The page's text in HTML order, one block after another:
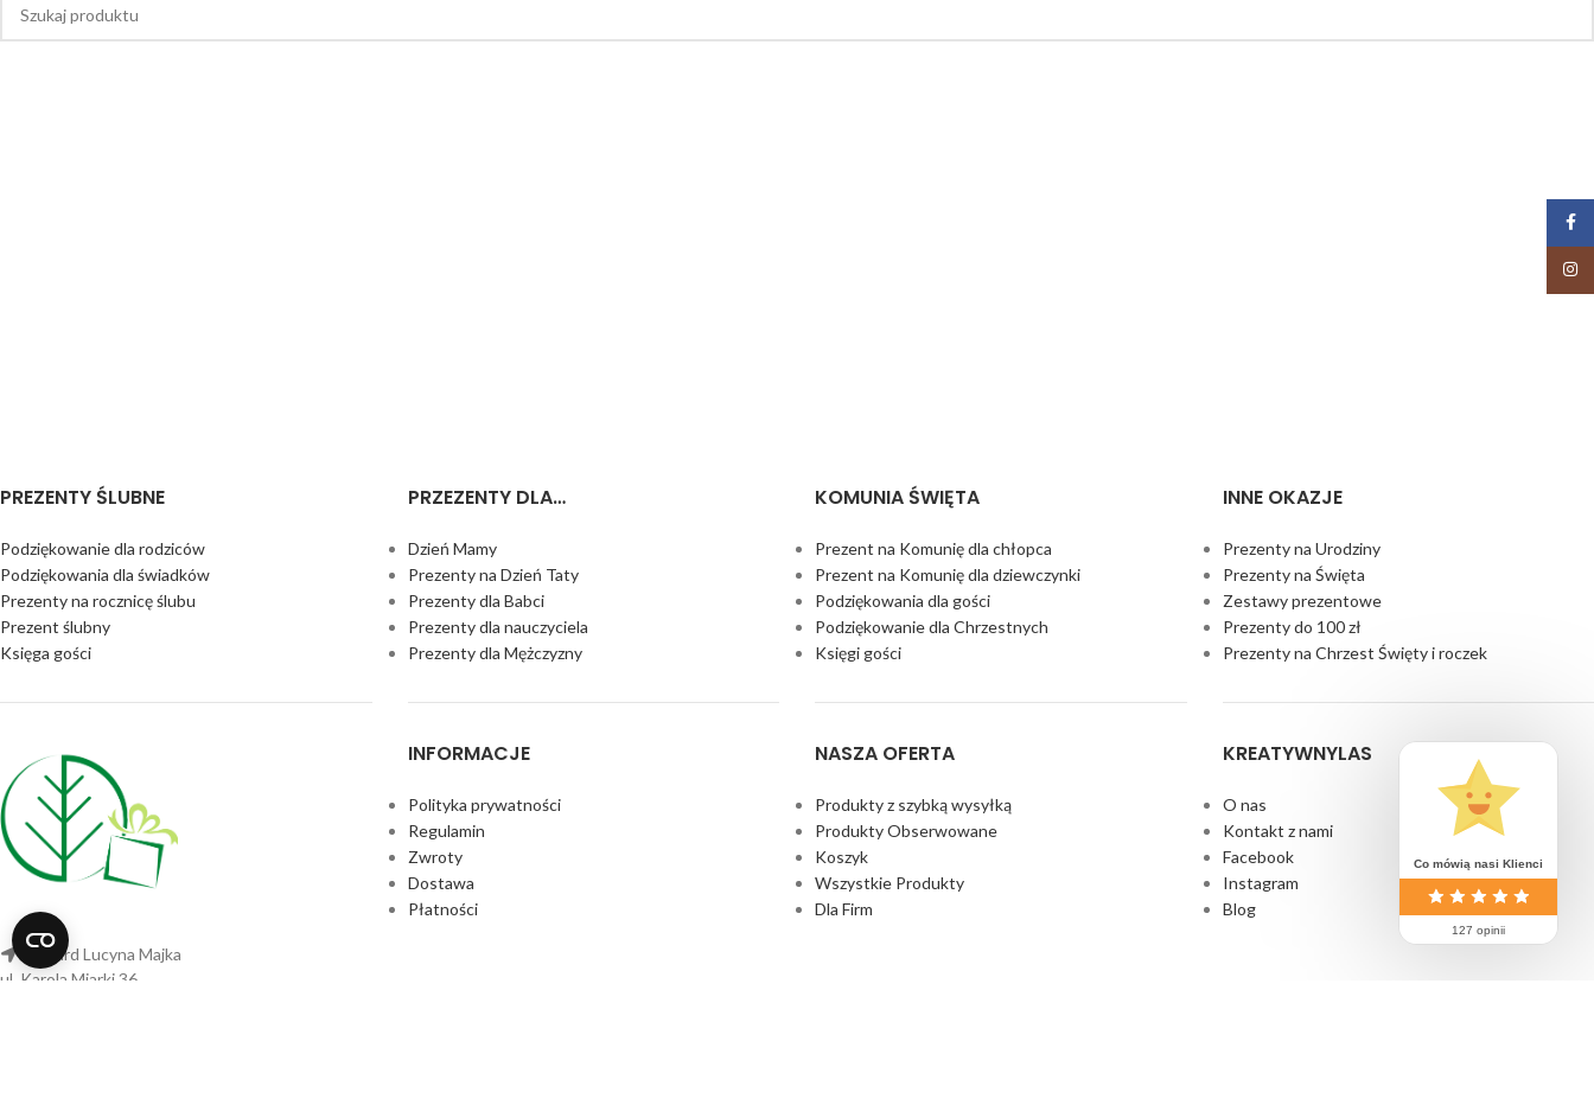
PREZENTY ŚLUBNE
Podziękowanie dla rodziców
Podziękowania dla świadków
Prezenty na rocznicę ślubu
Prezent ślubny
Księga gości
Milcard Lucyna Majka
ul. Karola Miarki 36
PRZEZENTY DLA…
Dzień Mamy
Prezenty na Dzień Taty
Prezenty dla Babci
Prezenty dla nauczyciela
Prezenty dla Mężczyzny
INFORMACJE
Polityka prywatności
Regulamin
Zwroty
Dostawa
Płatności
KOMUNIA ŚWIĘTA
Prezent na Komunię dla chłopca
Prezent na Komunię dla dziewczynki
Podziękowania dla gości
Podziękowanie dla Chrzestnych
Księgi gości
NASZA OFERTA
Produkty z szybką wysyłką
Produkty Obserwowane
Koszyk
Wszystkie Produkty
Dla Firm
INNE OKAZJE
Prezenty na Urodziny
Prezenty na Święta
Zestawy prezentowe
Prezenty do 100 zł
Prezenty na Chrzest Święty i roczek
KREATYWNYLAS
O nas
Kontakt z nami
Facebook
Instagram
Blog
Co mówią nasi Klienci
127 opinii